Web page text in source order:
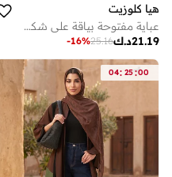
هيا كلوزيت
عباية مفتوحة بياقة على شكل حرف مزينة بالزهور
د.ك21.19
25.16
-16%
04: 25:00